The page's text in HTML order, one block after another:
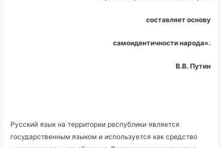
составляет основу
самоидентичности народа».
В.В. Путин
Русский язык на территории республики является
государственным языком и используется как средство